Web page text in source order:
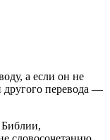
а если он не
перевода —